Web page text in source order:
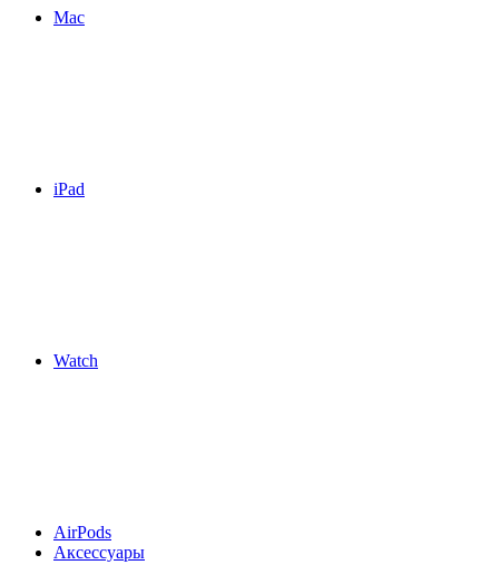
Mac
iPad
Watch
AirPods
Аксессуары